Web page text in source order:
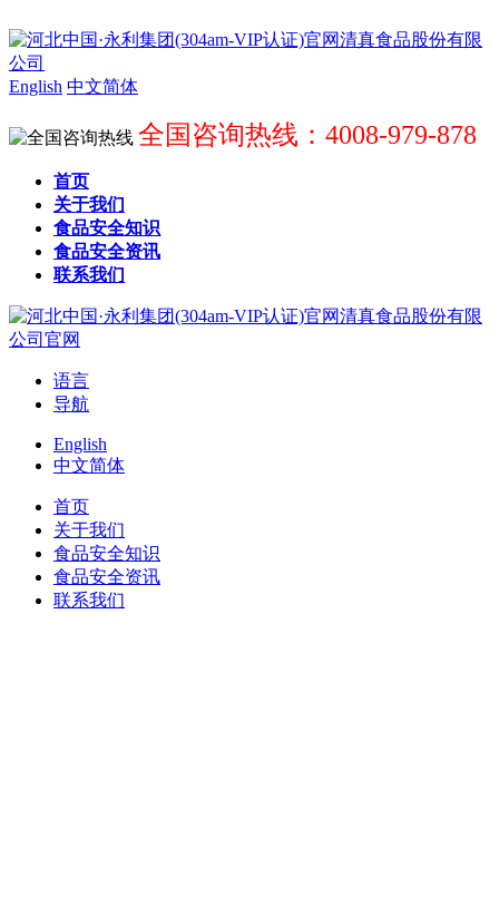
English 中文简体
全国咨询热线：4008-979-878
首页
关于我们
食品安全知识
食品安全资讯
联系我们
语言
导航
English
中文简体
首页
关于我们
食品安全知识
食品安全资讯
联系我们